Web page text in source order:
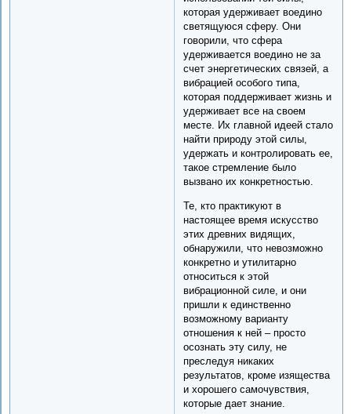
которая удерживает воедино
светящуюся сферу. Они
говорили, что сфера
удерживается воедино не за
счет энергетических связей, а
вибрацией особого типа,
которая поддерживает жизнь и
удерживает все на своем
месте. Их главной идеей стало
найти природу этой силы,
удержать и контролировать ее,
такое стремление было
вызвано их конкретностью.
Те, кто практикуют в
настоящее время искусство
этих древних видящих,
обнаружили, что невозможно
конкретно и утилитарно
относиться к этой
вибрационной силе, и они
пришли к единственно
возможному варианту
отношения к ней – просто
осознать эту силу, не
преследуя никаких
результатов, кроме изящества
и хорошего самочувствия,
которые дает знание.